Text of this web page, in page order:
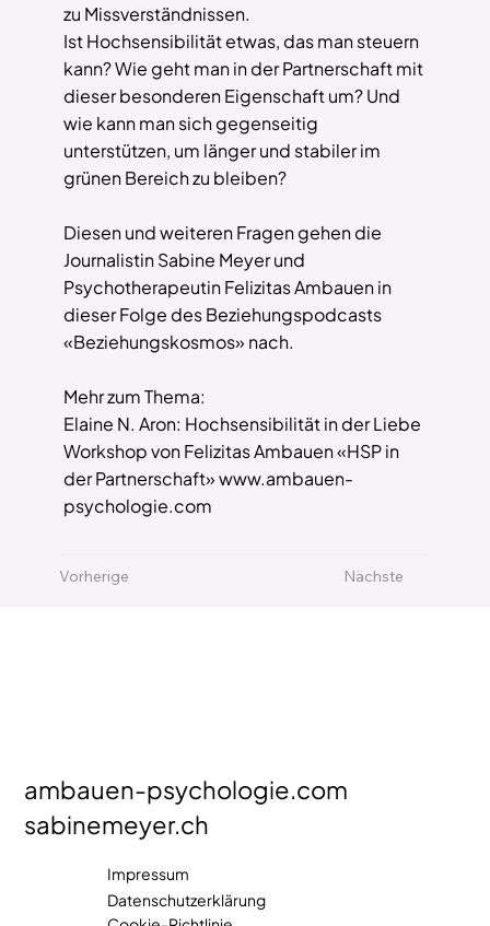
zu Missverständnissen.
Ist Hochsensibilität etwas, das man steuern
kann? Wie geht man in der Partnerschaft mit
dieser besonderen Eigenschaft um? Und
wie kann man sich gegenseitig
unterstützen, um länger und stabiler im
grünen Bereich zu bleiben?
Diesen und weiteren Fragen gehen die
Journalistin Sabine Meyer und
Psychotherapeutin Felizitas Ambauen in
dieser Folge des Beziehungspodcasts
«Beziehungskosmos» nach.
Mehr zum Thema:
Elaine N. Aron: Hochsensibilität in der Liebe
Workshop von Felizitas Ambauen «HSP in
der Partnerschaft» www.ambauen-
psychologie.com
Vorherige Nächste
ambauen-psychologie.com
sabinemeyer.ch
Impressum
Datenschutzerklärung